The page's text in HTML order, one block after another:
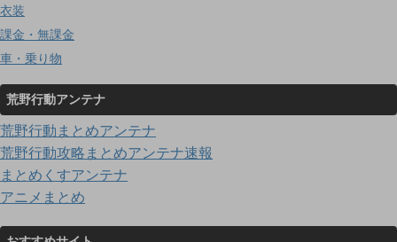
衣装
課金・無課金
車・乗り物
荒野行動アンテナ
荒野行動まとめアンテナ
荒野行動攻略まとめアンテナ速報
まとめくすアンテナ
アニメまとめ